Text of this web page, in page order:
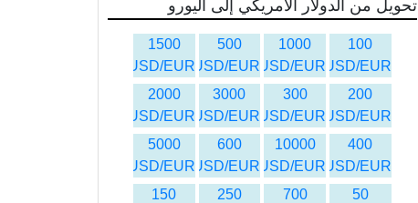
تحويل من الدولار الأمريكي إلى اليورو
100
USD/EUR
1000
USD/EUR
500
USD/EUR
1500
USD/EUR
200
USD/EUR
300
USD/EUR
3000
USD/EUR
2000
USD/EUR
400
USD/EUR
10000
USD/EUR
600
USD/EUR
5000
USD/EUR
50
700
250
150